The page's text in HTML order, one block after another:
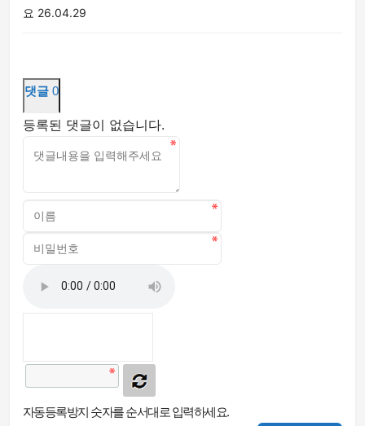
요 26.04.29
댓글 0
등록된 댓글이 없습니다.
자동등록방지 숫자를 순서대로 입력하세요.